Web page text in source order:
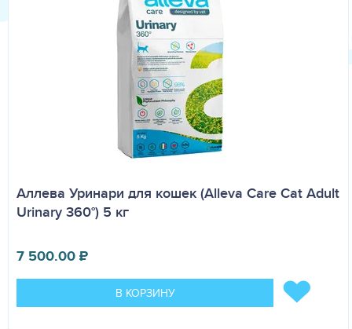
Аллева Уринари для кошек (Alleva Care Cat Adult
Urinary 360°) 5 кг
7 500.00₽
В КОРЗИНУ